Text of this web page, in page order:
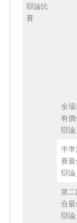
辯論比
賽
全場
有價
辯論
半
賽最
辯論
第二
合最
辯論